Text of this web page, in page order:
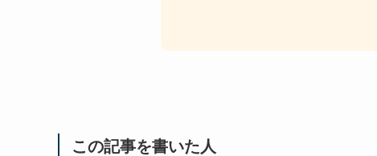
この記事を書いた人